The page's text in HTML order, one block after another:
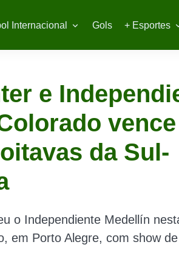
Internacional Gols + Esportes
e
da Sul-
o Independiente Medellín
em Porto Alegre, com show